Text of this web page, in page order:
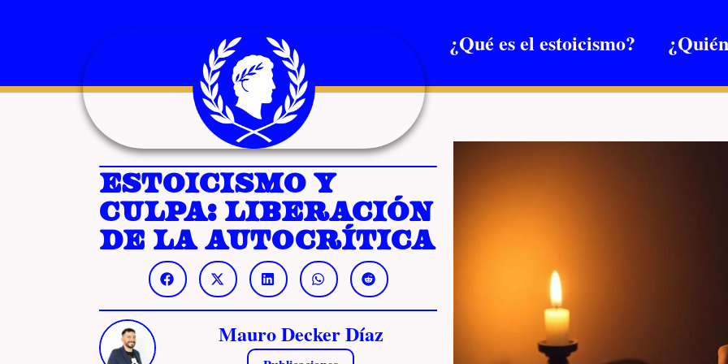
¿Qué es el estoicismo?
Estoicismo y
culpa: Liberación
de la autocrítica
Mauro Decker Díaz